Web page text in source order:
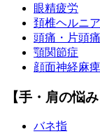
眼精疲労
頚椎ヘルニア
頭痛・片頭痛
顎関節症
顔面神経麻痺
【手・肩の悩み
バネ指